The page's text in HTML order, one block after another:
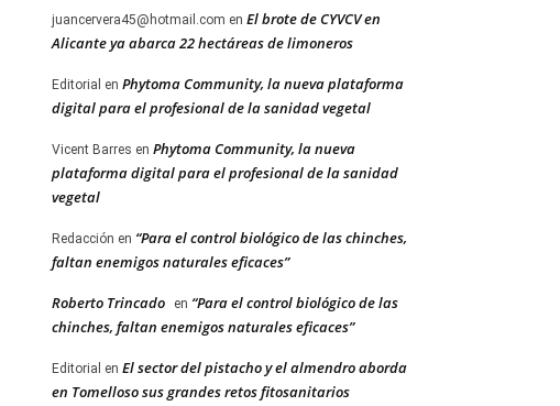
juancervera45@hotmail.com en El brote de CYVCV en
Alicante ya abarca 22 hectáreas de limoneros
Editorial en Phytoma Community, la nueva plataforma
digital para el profesional de la sanidad vegetal
Vicent Barres en Phytoma Community, la nueva
plataforma digital para el profesional de la sanidad
vegetal
Redacción en “Para el control biológico de las chinches,
faltan enemigos naturales eficaces”
Roberto Trincado en “Para el control biológico de las
chinches, faltan enemigos naturales eficaces”
Editorial en El sector del pistacho y el almendro aborda
en Tomelloso sus grandes retos fitosanitarios